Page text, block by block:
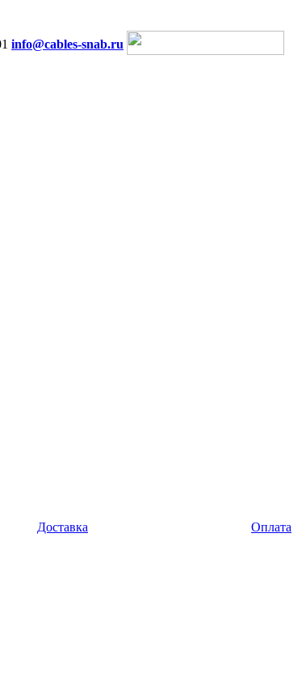
info@cables-snab.ru
Доставка Оплата